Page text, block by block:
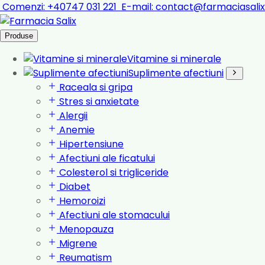
Comenzi: +40747 031 221 E-mail:
Produse
Vitamine si minerale
Suplimente afectiuni
Raceala si gripa
Stres si anxietate
Alergii
Anemie
Hipertensiune
Afectiuni ale ficatului
Colesterol si trigliceride
Diabet
Hemoroizi
Afectiuni ale stomacului
Menopauza
Migrene
Reumatism